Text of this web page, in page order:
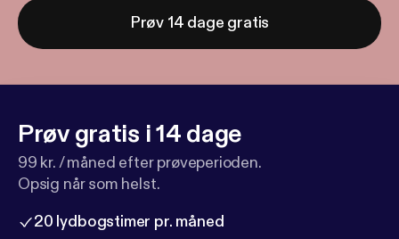
Prøv 14 dage gratis
Prøv gratis i 14 dage
99 kr. / måned efter prøveperioden.
Opsig når som helst.
20 lydbogstimer pr. måned